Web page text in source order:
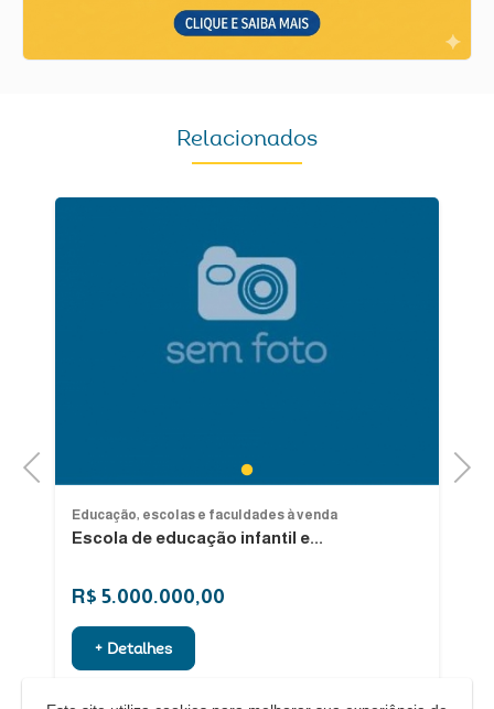
Relacionados
Previous 1
Educação, escolas e faculdades à venda
Escola de educação infantil e...
R$ 5.000.000,00
+ Detalhes
Next